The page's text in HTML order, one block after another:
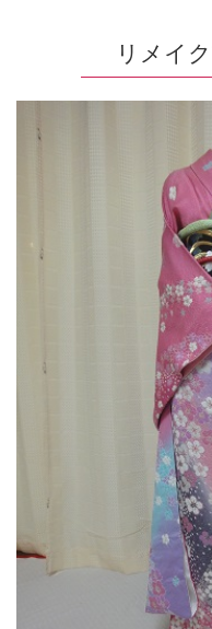
リメイ